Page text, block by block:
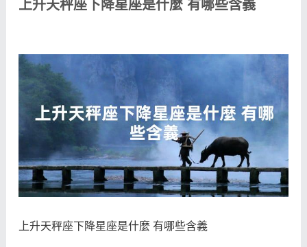
星座
白羊座 水瓶座 射手座
算命
八字命理 八字合婚 運勢測算
上升天秤座下降星座是什麼 有哪些含義
上升天秤座下降星座是什麼 有哪些含義